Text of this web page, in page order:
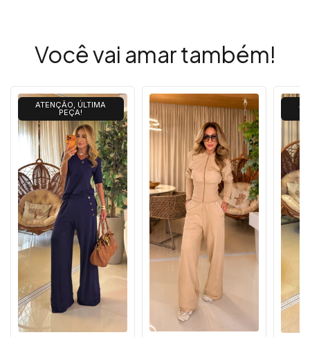
Você vai amar também!
ATENÇÃO, ÚLTIMA
PEÇA!